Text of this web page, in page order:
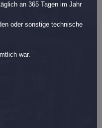
an 365 Tagen im Jahr
oder sonstige technische
war.